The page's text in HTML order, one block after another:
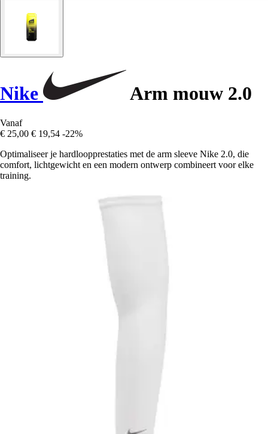
Nike Arm mouw 2.0
Vanaf
€ 25,00 € 19,54 -22%
Optimaliseer je hardloopprestaties met de arm sleeve Nike 2.0, die
comfort, lichtgewicht en een modern ontwerp combineert voor elke
training.